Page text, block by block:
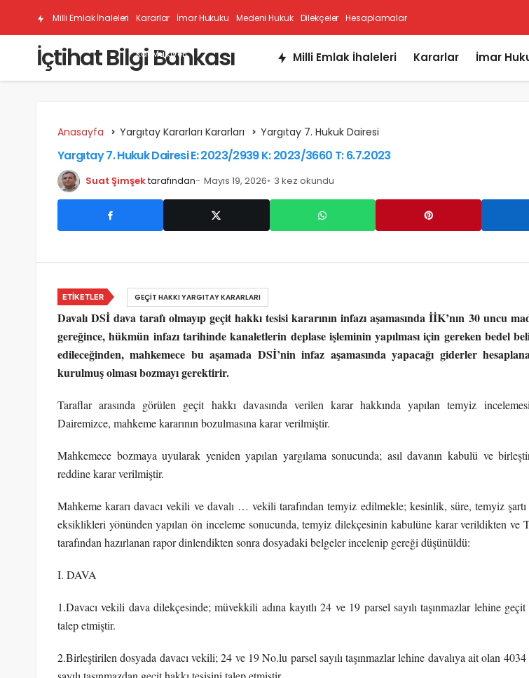
Milli Emlak İhaleleri Kararlar İmar Hukuku Medeni Hukuk Dilekçeler Hesaplamalar
Kat Mülkiyeti
İçtihat Bilgi Bankası Milli Emlak İhaleleri Kararlar İmar
Anasayfa Yargıtay Kararları Kararları Yargıtay 7. Hukuk Dairesi
Yargıtay 7. Hukuk Dairesi E: 2023/2939 K: 2023/3660 T: 6.7.2023
Suat Şimşektarafından Mayıs 19, 2026 3 kez okundu
Davalı DSİ dava tarafı olmayıp geçit hakkı tesisi kararının infazı aşamasında İİK’nın 30 uncu
gereğince, hükmün infazı tarihinde kanaletlerin deplase işleminin yapılması için gereken bedel
edileceğinden, mahkemece bu aşamada DSİ’nin infaz aşamasında yapacağı giderler
kurulmuş olması bozmayı gerektirir.
Taraflar arasında görülen geçit hakkı davasında verilen karar hakkında yapılan temyiz
Dairemizce, mahkeme kararının bozulmasına karar verilmiştir.
Mahkemece bozmaya uyularak yeniden yapılan yargılama sonucunda; asıl davanın kabulü ve
reddine karar verilmiştir.
Mahkeme kararı davacı vekili ve davalı … vekili tarafından temyiz edilmekle; kesinlik, süre, temyiz
eksiklikleri yönünden yapılan ön inceleme sonucunda, temyiz dilekçesinin kabulüne karar verildikten ve
tarafından hazırlanan rapor dinlendikten sonra dosyadaki belgeler incelenip gereği düşünüldü:
I. DAVA
1.Davacı vekili dava dilekçesinde; müvekkili adına kayıtlı 24 ve 19 parsel sayılı taşınmazlar lehine
talep etmiştir.
2.Birleştirilen dosyada davacı vekili; 24 ve 19 No.lu parsel sayılı taşınmazlar lehine davalıya ait olan
ETIKETLER GEÇIT HAKKI YARGITAY KARARLARI